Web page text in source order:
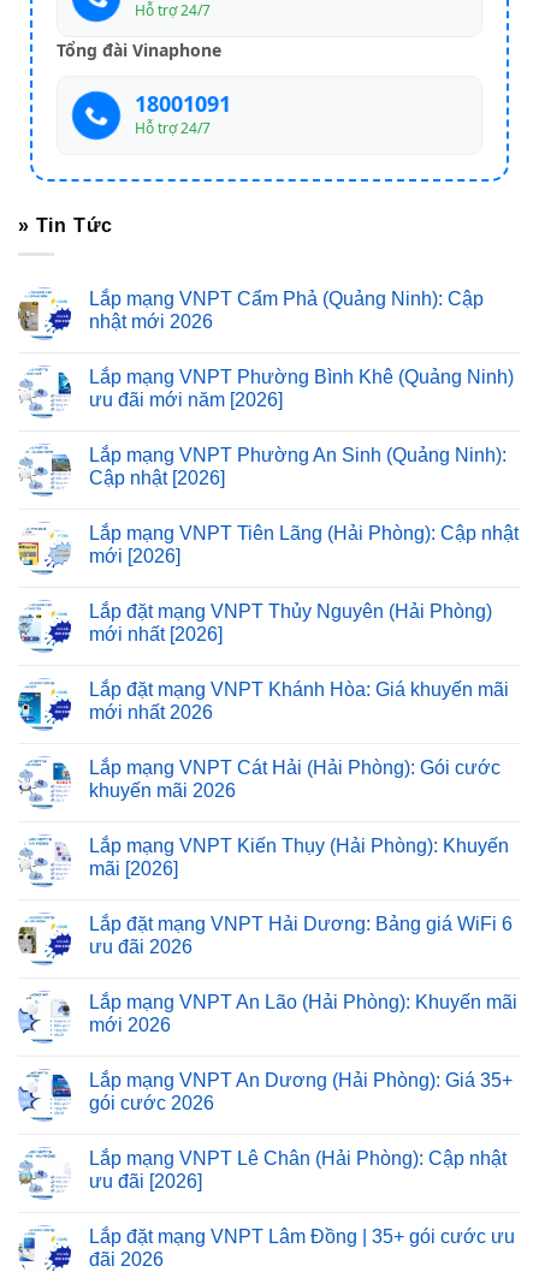
Hỗ trợ 24/7
Tổng đài Vinaphone
18001091
Hỗ trợ 24/7
» Tin Tức
Lắp mạng VNPT Cẩm Phả (Quảng Ninh): Cập
nhật mới 2026
Lắp mạng VNPT Phường Bình Khê (Quảng Ninh)
ưu đãi mới năm [2026]
Lắp mạng VNPT Phường An Sinh (Quảng Ninh):
Cập nhật [2026]
Lắp mạng VNPT Tiên Lãng (Hải Phòng): Cập nhật
mới [2026]
Lắp đặt mạng VNPT Thủy Nguyên (Hải Phòng)
mới nhất [2026]
Lắp đặt mạng VNPT Khánh Hòa: Giá khuyến mãi
mới nhất 2026
Lắp mạng VNPT Cát Hải (Hải Phòng): Gói cước
khuyến mãi 2026
Lắp mạng VNPT Kiến Thụy (Hải Phòng): Khuyến
mãi [2026]
Lắp đặt mạng VNPT Hải Dương: Bảng giá WiFi 6
ưu đãi 2026
Lắp mạng VNPT An Lão (Hải Phòng): Khuyến mãi
mới 2026
Lắp mạng VNPT An Dương (Hải Phòng): Giá 35+
gói cước 2026
Lắp mạng VNPT Lê Chân (Hải Phòng): Cập nhật
ưu đãi [2026]
Lắp đặt mạng VNPT Lâm Đồng | 35+ gói cước ưu
đãi 2026